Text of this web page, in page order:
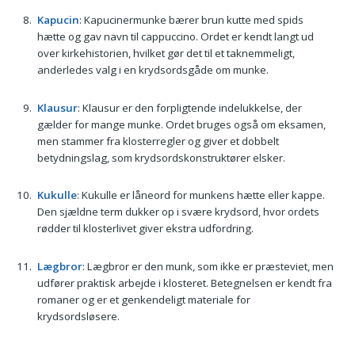
Kapucin: Kapucinermunke bærer brun kutte med spids
hætte og gav navn til cappuccino. Ordet er kendt langt ud
over kirkehistorien, hvilket gør det til et taknemmeligt,
anderledes valg i en krydsordsgåde om munke.
Klausur: Klausur er den forpligtende indelukkelse, der
gælder for mange munke. Ordet bruges også om eksamen,
men stammer fra klosterregler og giver et dobbelt
betydningslag, som krydsords­konstruktører elsker.
Kukulle: Kukulle er låneord for munkens hætte eller kappe.
Den sjældne term dukker op i svære krydsord, hvor ordets
rødder til klosterlivet giver ekstra udfordring.
Lægbror: Lægbror er den munk, som ikke er præsteviet, men
udfører praktisk arbejde i klosteret. Betegnelsen er kendt fra
romaner og er et genkendeligt materiale for
krydsordsløsere.